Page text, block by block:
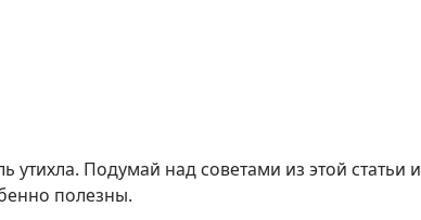
Подумай над советами из этой статьи и
полезны.